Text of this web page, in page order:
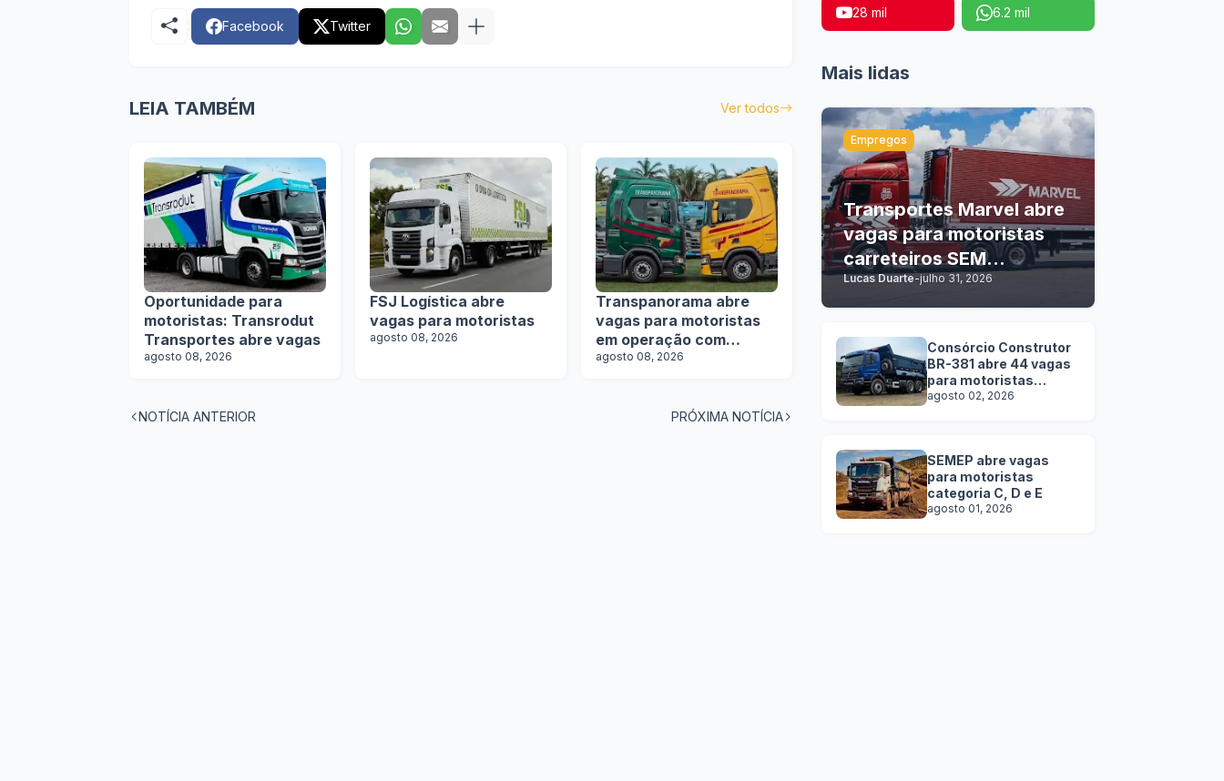
Facebook Twitter
LEIA TAMBÉM Ver todos
Oportunidade para
motoristas: Transrodut
Transportes abre vagas
agosto 08, 2026
FSJ Logística abre
vagas para motoristas
agosto 08, 2026
Transpanorama abre
vagas para motoristas
em operação com
tanques
agosto 08, 2026
NOTÍCIA ANTERIOR PRÓXIMA NOTÍCIA
28 mil 6.2 mil
Mais lidas
Empregos
Transportes Marvel abre
vagas para motoristas
carreteiros SEM
EXPERIÊNCIA
Lucas Duarte-julho 31, 2026
Consórcio Construtor
BR-381 abre 44 vagas
para motoristas
categoria C, D e E
agosto 02, 2026
SEMEP abre vagas
para motoristas
categoria C, D e E
agosto 01, 2026